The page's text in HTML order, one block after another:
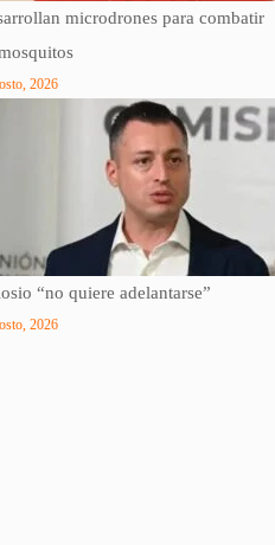
microdrones para combatir
2026
“no quiere adelantarse”
2026